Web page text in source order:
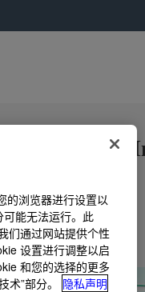
Powder
样品选项
的浏览器进行设置以
能无法运行。此
们通过网站提供个性
设置进行调整以启
和您的选择的更多
”部分。
隐私声明